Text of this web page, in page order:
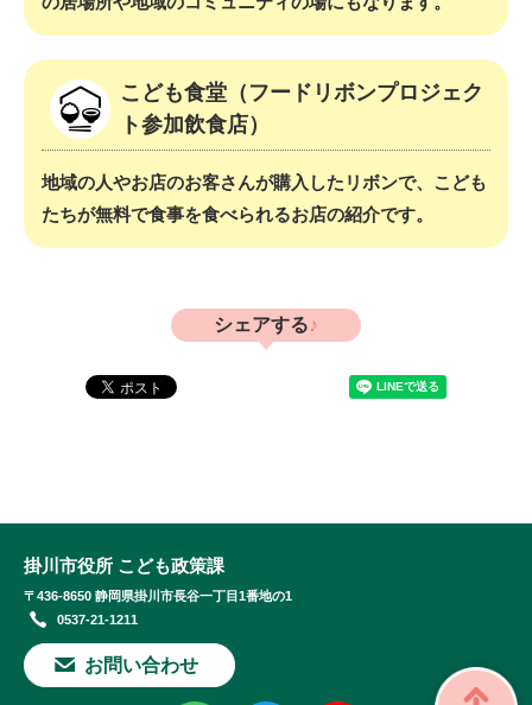
こども食堂（フードリボンプロジェク
ト参加飲食店）
地域の人やお店のお客さんが購入したリボンで、こども
たちが無料で食事を食べられるお店の紹介です。
シェアする
掛川市役所 こども政策課
〒436-8650 静岡県掛川市長谷一丁目1番地の1
0537-21-1211
お問い合わせ